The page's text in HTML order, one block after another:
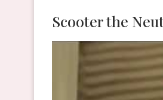
Scooter the